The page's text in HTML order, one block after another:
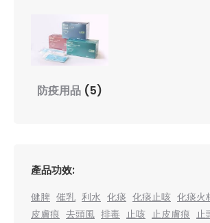
防疫用品 (5)
產品功效:
健脾 催乳 利水 化痰 化痰止咳 化痰火
皮膚痕 去頭風 排毒 止咳 止皮膚痕 止